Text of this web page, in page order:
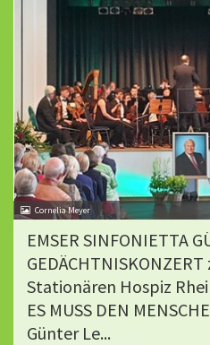
Cornelia Meyer
EMSER SINFONIETTA
Stationären Hospiz
ES MUSS DEN
Günter Le...